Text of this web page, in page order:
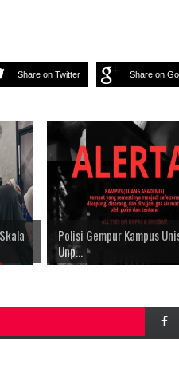
Share on Twitter Share on
Polisi Gempur Kampus
Unp...